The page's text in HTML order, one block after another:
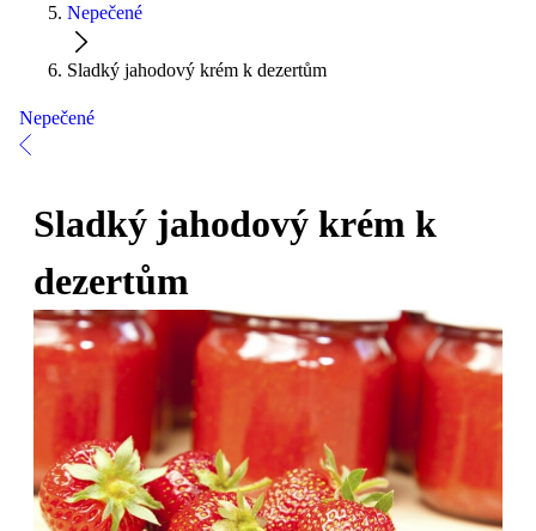
Nepečené
Sladký jahodový krém k dezertům
Nepečené
Sladký jahodový krém k
dezertům